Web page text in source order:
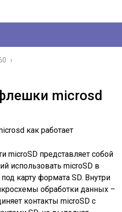
›
microsd
microSD представляет собой
использовать microSD в
карту формата SD. Внутри
обработки данных –
контакты microSD с